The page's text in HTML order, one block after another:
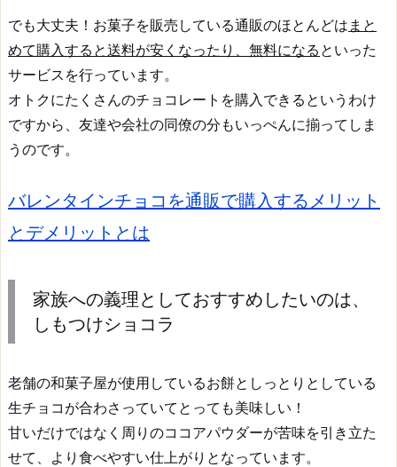
でも大丈夫！お菓子を販売している通販のほとんどは まと
めて購入すると送料が安くなったり、無料になる といった
サービスを行っています。
オトクにたくさんのチョコレートを購入できるというわけ
ですから、友達や会社の同僚の分もいっぺんに揃ってしま
うのです。
バレンタインチョコを通販で購入するメリット
とデメリットとは
家族への義理としておすすめしたいのは、
しもつけショコラ
老舗の和菓子屋が使用しているお餅としっとりとしている
生チョコが合わさっていてとっても美味しい！
甘いだけではなく周りのココアパウダーが苦味を引き立た
せて、より食べやすい仕上がりとなっています。